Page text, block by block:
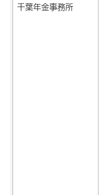
千葉年金事務所